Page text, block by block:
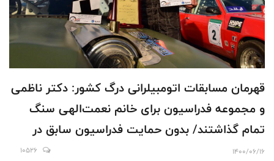
قهرمان مسابقات اتومبیلرانی درگ کشور: دکتر ناظمی
و مجموعه فدراسیون برای خانم نعمت‌الهی سنگ
تمام گذاشتند/ بدون حمایت فدراسیون سابق در
مسابقات ارمنستان شرکت کردیم
1400/06/16
10526